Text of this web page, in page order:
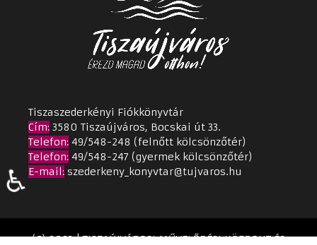
Tiszaszederkényi Fiókkönyvtár
Cím: 3580 Tiszaújváros, Bocskai út 33.
Telefon: 49/548-248 (felnőtt kölcsönzőtér)
Telefon: 49/548-247 (gyermek kölcsönzőtér)
E-mail: szederkeny_konyvtar@tujvaros.hu
(C) 2023 | TISZAÚJVÁROSI MŰVELŐDÉSI KÖZPONT ÉS